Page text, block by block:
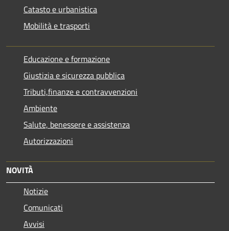
Catasto e urbanistica
Mobilità e trasporti
Educazione e formazione
Giustizia e sicurezza pubblica
Tributi,finanze e contravvenzioni
Ambiente
Salute, benessere e assistenza
Autorizzazioni
NOVITÀ
Notizie
Comunicati
Avvisi